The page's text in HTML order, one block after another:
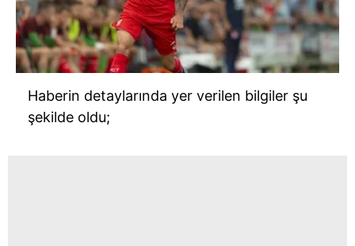
Haberin detaylarında yer verilen bilgiler şu
şekilde oldu;